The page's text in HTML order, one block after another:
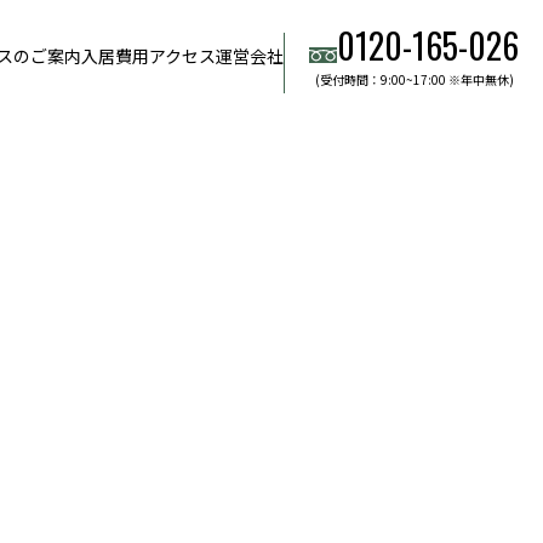
のご案内入居費用アクセス運営会社 0120-165-026
(受付時間：9:00~17:00 ※年中無休)